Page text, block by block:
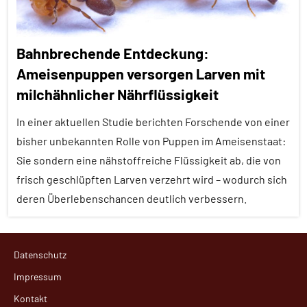
Bahnbrechende Entdeckung:
Ameisenpuppen versorgen Larven mit
milchähnlicher Nährflüssigkeit
In einer aktuellen Studie berichten Forschende von einer
bisher unbekannten Rolle von Puppen im Ameisenstaat:
Sie sondern eine nähstoffreiche Flüssigkeit ab, die von
frisch geschlüpften Larven verzehrt wird – wodurch sich
deren Überlebenschancen deutlich verbessern.
Artikel
Alle
Themen
Datenschutz
Impressum
Kontakt